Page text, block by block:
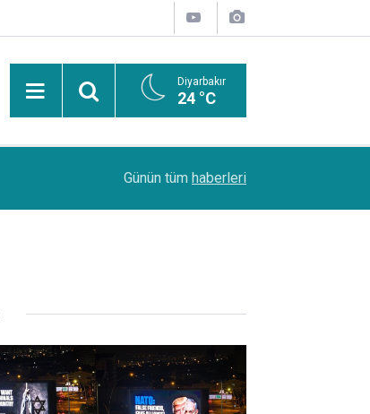
Diyarbakır
24 °C
Şanlıurfa Bozova'da aranan hükümlü yakalandı
Günün tüm haberleri